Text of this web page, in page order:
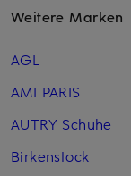
Weitere Marken
AGL
AMI PARIS
AUTRY Schuhe
Birkenstock